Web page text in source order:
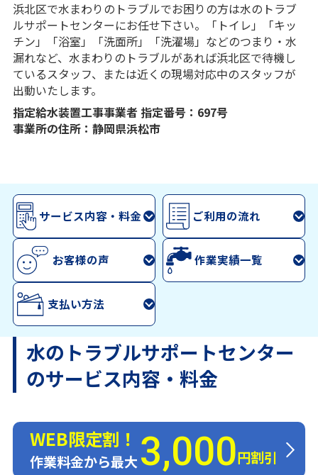
浜北区で水まわりのトラブルでお困りの方は水のトラブ
ルサポートセンターにお任せ下さい。「トイレ」「キッ
チン」「浴室」「洗面所」「洗濯場」などのつまり・水
漏れなど、水まわりのトラブルがあれば浜北区で待機し
ているスタッフ、または近くの現場対応中のスタッフが
出動いたします。
指定給水装置工事事業者 指定番号：697号
事業所の住所：静岡県浜松市
サービス内容・料金 ご利用の流れ
お客様の声 作業実績一覧
支払い方法
水のトラブルサポートセンター
のサービス内容・料金
WEB限定割！
作業料金から最大 3,000円割引